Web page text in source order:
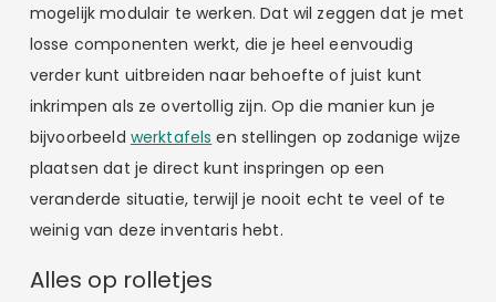
mogelijk modulair te werken. Dat wil zeggen dat je met
losse componenten werkt, die je heel eenvoudig
verder kunt uitbreiden naar behoefte of juist kunt
inkrimpen als ze overtollig zijn. Op die manier kun je
bijvoorbeeld werktafels en stellingen op zodanige wijze
plaatsen dat je direct kunt inspringen op een
veranderde situatie, terwijl je nooit echt te veel of te
weinig van deze inventaris hebt.
Alles op rolletjes